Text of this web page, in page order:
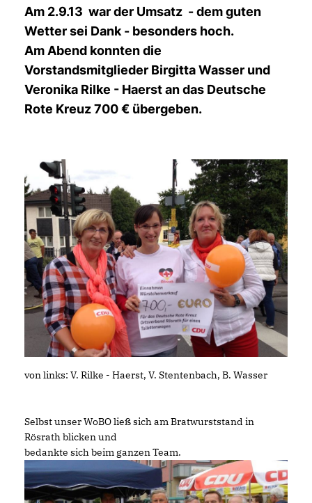
Am 2.9.13 war der Umsatz - dem guten
Wetter sei Dank - besonders hoch.
Am Abend konnten die
Vorstandsmitglieder Birgitta Wasser und
Veronika Rilke - Haerst an das Deutsche
Rote Kreuz 700 € übergeben.
von links: V. Rilke - Haerst, V. Stentenbach, B. Wasser
Selbst unser WoBO ließ sich am Bratwurststand in
Rösrath blicken und
bedankte sich beim ganzen Team.